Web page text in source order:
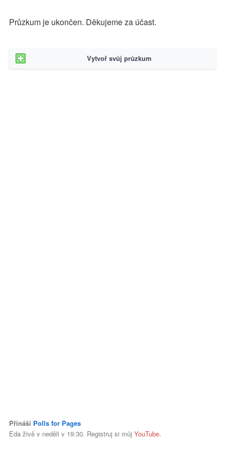
Průzkum je ukončen. Děkujeme za účast.
Vytvoř svůj průzkum
Přináší Polls for Pages
Eda živě v neděli v 19:30. Registruj si můj YouTube.